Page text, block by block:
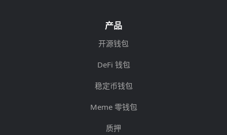
产品
开源钱包
DeFi 钱包
稳定币钱包
Meme 零钱包
质押